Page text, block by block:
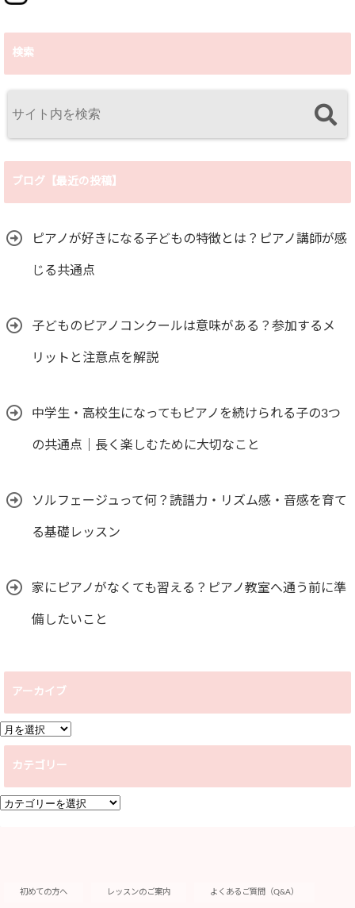
検索
ブログ【最近の投稿】
ピアノが好きになる子どもの特徴とは？ピアノ講師が感
じる共通点
子どものピアノコンクールは意味がある？参加するメ
リットと注意点を解説
中学生・高校生になってもピアノを続けられる子の3つ
の共通点｜長く楽しむために大切なこと
ソルフェージュって何？読譜力・リズム感・音感を育て
る基礎レッスン
家にピアノがなくても習える？ピアノ教室へ通う前に準
備したいこと
アーカイブ
ア
イ
ブ
カテゴリー
カ
初めての方へ レッスンのご案内 よくあるご質問（Q&A）